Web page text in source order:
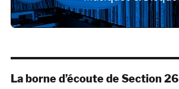
La borne d’écoute de Section 26